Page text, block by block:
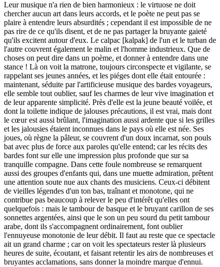
Leur musique n'a rien de bien harmonieux : le virtuose ne doit
chercher aucun art dans leurs accords, et le poète ne peut pas se
plaire à entendre leurs absurdités ; cependant il est impossible de ne
pas rire de ce qu'ils disent, et de ne pas partager la bruyante gaieté
qu'ils excitent autour d'eux. Le calpac [kalpak] de l'un et le turban de
l'autre couvrent également le malin et l'homme industrieux. Que de
choses on peut dire dans un poème, et donner à entendre dans une
stance ! Là on voit la matrone, toujours circonspecte et vigilante, se
rappelant ses jeunes années, et les piéges dont elle était entourée :
maintenant, séduite par l'artificieuse musique des bardes voyageurs,
elle semble tout oublier, sauf les charmes de leur vive imagination et
de leur apparente simplicité. Près d'elle est la jeune beauté voilée, et
dont la toilette indique de jalouses précautions, il est vrai, mais dont
le cœur est aussi brûlant, l'imagination aussi ardente que si les grilles
et les jalousies étaient inconnues dans le pays où elle est née. Ses
joues, où règne la pâleur, se couvrent d'un doux incarnat, son pouls
bat avec plus de force aux paroles qu'elle entend; car les récits des
bardes font sur elle une impression plus profonde que sur sa
tranquille compagne. Dans cette foule nombreuse se remarquent
aussi des groupes d'enfants qui, dans une muette admiration, prêtent
une attention soute nue aux chants des musiciens. Ceux-ci débitent
de vieilles légendes d'un ton bas, traînant et monotone, qui ne
contribue pas beaucoup à relever le peu d'intérêt qu'elles ont
quelquefois : mais le tambour de basque et le bruyant carillon de ses
sonnettes argentées, ainsi que le son un peu sourd du petit tambour
arabe, dont ils s'accompagnent ordinairement, font oublier
l'ennuyeuse monotonie de leur débit. Il faut au reste que ce spectacle
ait un grand charme ; car on voit les spectateurs rester là plusieurs
heures de suite, écoutant, et faisant retentir les airs de nombreuses et
bruyantes acclamations, sans donner la moindre marque d'ennui.